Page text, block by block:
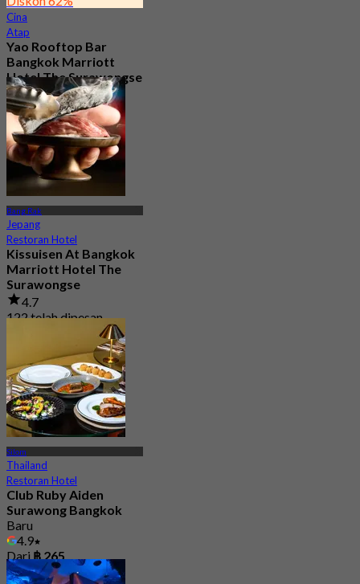
Cina
Atap
Yao Rooftop Bar
Bangkok Marriott
Hotel The Surawongse
4.7
2.9K telah dipesan
Dari฿ 622.5
Bang Rak
Jepang
Restoran Hotel
Kissuisen At Bangkok
Marriott Hotel The
Surawongse
4.7
122 telah dipesan
Silom
Thailand
Restoran Hotel
Club Ruby Aiden
Surawong Bangkok
Baru
4.9
Dari฿ 265